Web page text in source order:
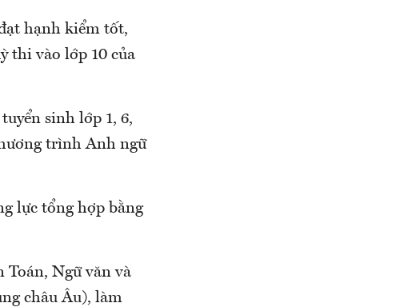
hạnh kiểm tốt,
thi vào lớp 10 của
sinh lớp 1, 6,
trình Anh ngữ
lực tổng hợp bằng
Toán, Ngữ văn và
châu Âu), làm